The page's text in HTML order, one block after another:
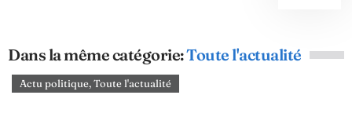
Dans la même catégorie:Toute l'actualité
Actu politique,Toute l'actualité